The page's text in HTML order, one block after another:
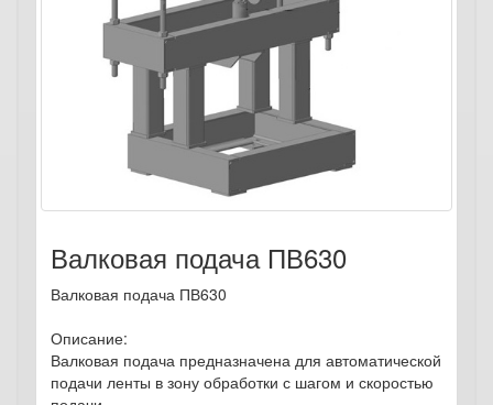
Валковая подача ПВ630
Валковая подача ПВ630
Описание:
Валковая подача предназначена для автоматической
подачи ленты в зону обработки с шагом и скоростью